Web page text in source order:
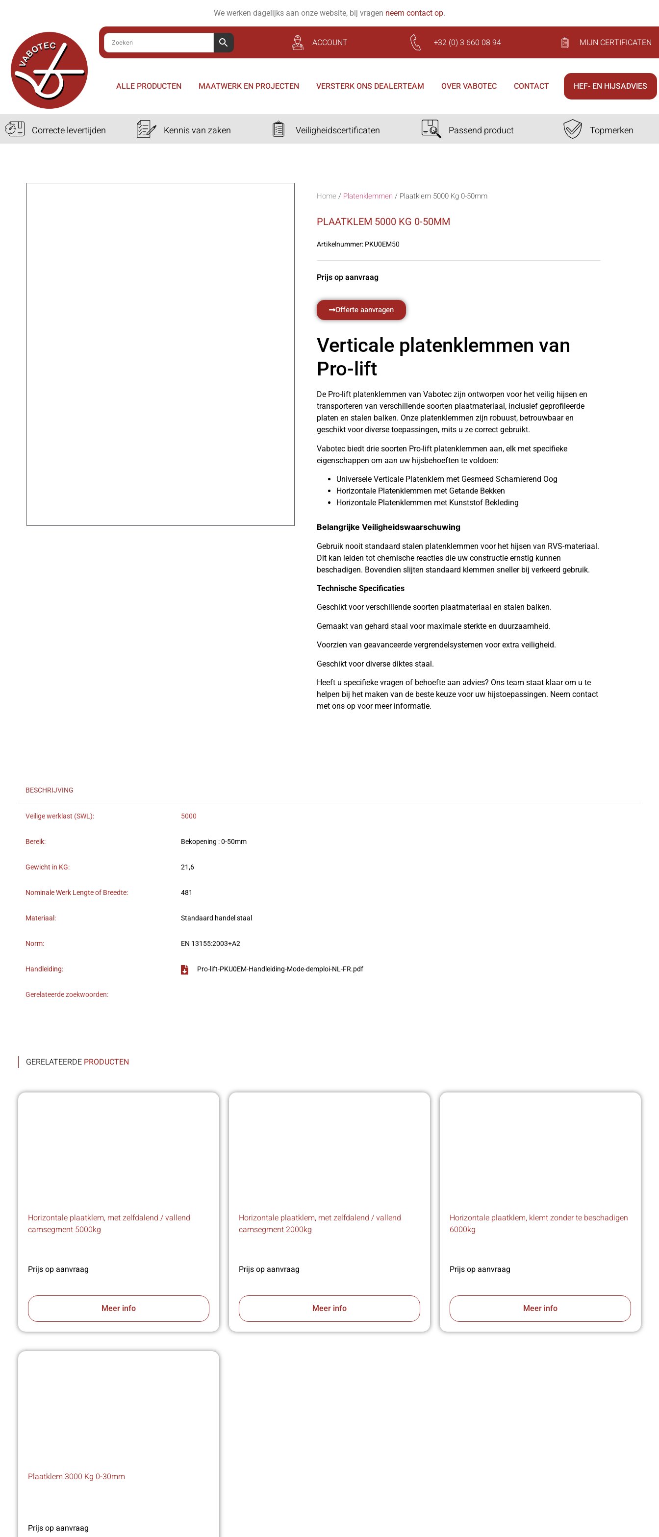
We werken dagelijks aan onze website, bij vragen neem contact op.
ACCOUNT +32 (0) 3 660 08 94 MIJN CERTIFICATEN
ALLE PRODUCTEN MAATWERK EN PROJECTEN VERSTERK ONS DEALERTEAM OVER VABOTEC CONTACT HEF- EN HIJSADVIES
Correcte levertijden Kennis van zaken Veiligheidscertificaten Passend product Topmerken
Home / Platenklemmen / Plaatklem 5000 Kg 0-50mm
PLAATKLEM 5000 KG 0-50MM
Artikelnummer:PKU0EM50
Prijs op aanvraag
Offerte aanvragen
Verticale platenklemmen van
Pro-lift
De Pro-lift platenklemmen van Vabotec zijn ontworpen voor het veilig hijsen en
transporteren van verschillende soorten plaatmateriaal, inclusief geprofileerde
platen en stalen balken. Onze platenklemmen zijn robuust, betrouwbaar en
geschikt voor diverse toepassingen, mits u ze correct gebruikt.
Vabotec biedt drie soorten Pro-lift platenklemmen aan, elk met specifieke
eigenschappen om aan uw hijsbehoeften te voldoen:
Universele Verticale Platenklem met Gesmeed Scharnierend Oog
Horizontale Platenklemmen met Getande Bekken
Horizontale Platenklemmen met Kunststof Bekleding
Belangrijke Veiligheidswaarschuwing
Gebruik nooit standaard stalen platenklemmen voor het hijsen van RVS-materiaal.
Dit kan leiden tot chemische reacties die uw constructie ernstig kunnen
beschadigen. Bovendien slijten standaard klemmen sneller bij verkeerd gebruik.
Technische Specificaties
Geschikt voor verschillende soorten plaatmateriaal en stalen balken.
Gemaakt van gehard staal voor maximale sterkte en duurzaamheid.
Voorzien van geavanceerde vergrendelsystemen voor extra veiligheid.
Geschikt voor diverse diktes staal.
Heeft u specifieke vragen of behoefte aan advies? Ons team staat klaar om u te
helpen bij het maken van de beste keuze voor uw hijstoepassingen. Neem contact
met ons op voor meer informatie.
BESCHRIJVING
Veilige werklast (SWL): 5000
Bereik: Bekopening : 0-50mm
Gewicht in KG: 21,6
Nominale Werk Lengte of Breedte: 481
Materiaal: Standaard handel staal
Norm: EN 13155:2003+A2
Handleiding: Pro-lift-PKU0EM-Handleiding-Mode-demploi-NL-FR.pdf
Gerelateerde zoekwoorden:
GERELATEERDE PRODUCTEN
Horizontale plaatklem, met zelfdalend / vallend
camsegment 5000kg
Prijs op aanvraag
Meer info
Horizontale plaatklem, met zelfdalend / vallend
camsegment 2000kg
Prijs op aanvraag
Meer info
Horizontale plaatklem, klemt zonder te beschadigen
6000kg
Prijs op aanvraag
Meer info
Plaatklem 3000 Kg 0-30mm
Prijs op aanvraag